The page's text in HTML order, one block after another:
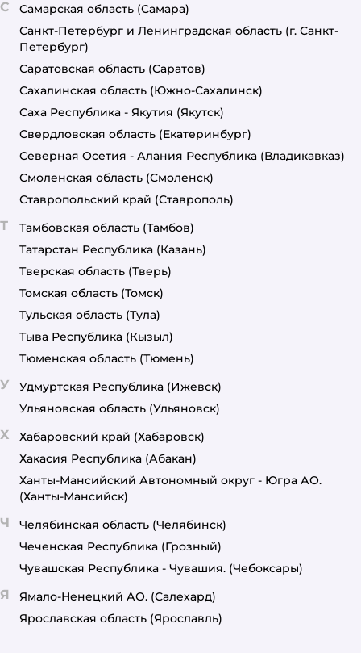
С Самарская область (Самара)
Санкт-Петербург и Ленинградская область (г. Санкт-
Петербург)
Саратовская область (Саратов)
Сахалинская область (Южно-Сахалинск)
Саха Республика - Якутия (Якутск)
Свердловская область (Екатеринбург)
Северная Осетия - Алания Республика (Владикавказ)
Смоленская область (Смоленск)
Ставропольский край (Ставрополь)
Т Тамбовская область (Тамбов)
Татарстан Республика (Казань)
Тверская область (Тверь)
Томская область (Томск)
Тульская область (Тула)
Тыва Республика (Кызыл)
Тюменская область (Тюмень)
У Удмуртская Республика (Ижевск)
Ульяновская область (Ульяновск)
Х Хабаровский край (Хабаровск)
Хакасия Республика (Абакан)
Ханты-Мансийский Автономный округ - Югра АО.
(Ханты-Мансийск)
Ч Челябинская область (Челябинск)
Чеченская Республика (Грозный)
Чувашская Республика - Чувашия. (Чебоксары)
Я Ямало-Ненецкий АО. (Салехард)
Ярославская область (Ярославль)